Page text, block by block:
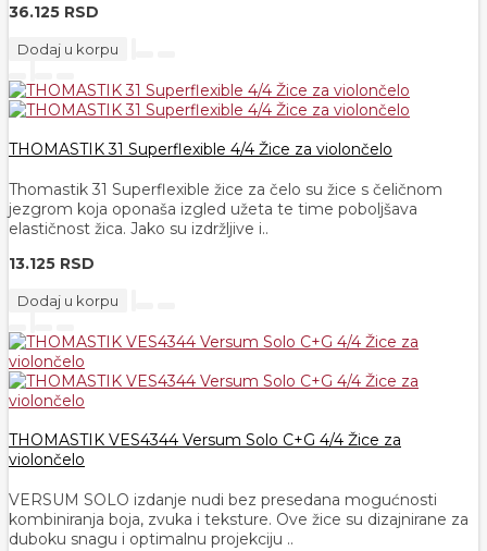
36.125 RSD
Dodaj u korpu
THOMASTIK 31 Superflexible 4/4 Žice za violončelo
Thomastik 31 Superflexible žice za čelo su žice s čeličnom
jezgrom koja oponaša izgled užeta te time poboljšava
elastičnost žica. Jako su izdržljive i..
13.125 RSD
Dodaj u korpu
THOMASTIK VES4344 Versum Solo C+G 4/4 Žice za
violončelo
VERSUM SOLO izdanje nudi bez presedana mogućnosti
kombiniranja boja, zvuka i teksture. Ove žice su dizajnirane za
duboku snagu i optimalnu projekciju ..